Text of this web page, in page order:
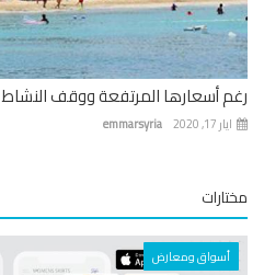
أسعارها المرتفعة ووقف النشاط
emmarsyria
أسواق ومعارض